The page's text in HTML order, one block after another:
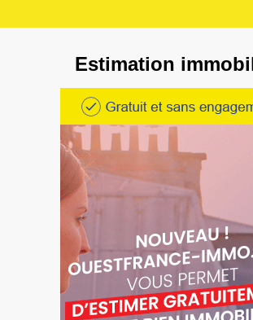
Estimation